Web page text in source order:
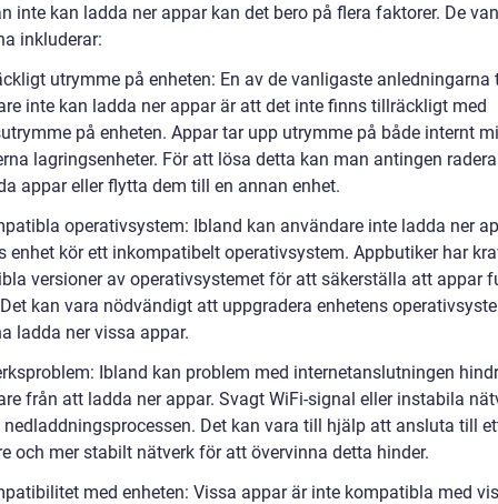
inte kan ladda ner appar kan det bero på flera faktorer. De
inkluderar:
utrymme på enheten: En av de vanligaste anledningarna
inte kan ladda ner appar är att det inte finns tillräckligt med
på enheten. Appar tar upp utrymme på både internt
lagringsenheter. För att lösa detta kan man antingen radera
appar eller flytta dem till en annan enhet.
operativsystem: Ibland kan användare inte ladda ner
enhet kör ett inkompatibelt operativsystem. Appbutiker har
versioner av operativsystemet för att säkerställa att appar
kan vara nödvändigt att uppgradera enhetens
ladda ner vissa appar.
Ibland kan problem med internetanslutningen
från att ladda ner appar. Svagt WiFi-signal eller instabila
nedladdningsprocessen. Det kan vara till hjälp att ansluta till
och mer stabilt nätverk för att övervinna detta hinder.
med enheten: Vissa appar är inte kompatibla med